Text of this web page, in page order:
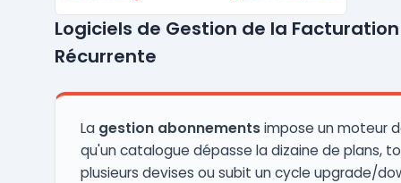
commerciale utilisent cet outil pour
structurer le suivi des paiements, la relance
des impayé ...
Logiciels de Gestion de la Facturation
Récurrente
La gestion abonnementsimpose un moteur
qu'un catalogue dépasse la dizaine de plans,
plusieurs devises ou subit un cycle upgrade/